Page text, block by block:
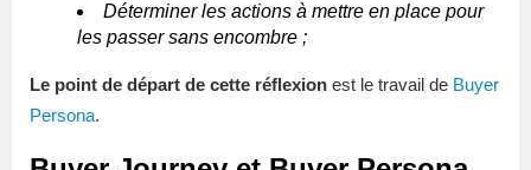
Déterminer les actions à mettre en place pour
les passer sans encombre ;
Le point de départ de cette réflexion est le travail de Buyer
Persona.